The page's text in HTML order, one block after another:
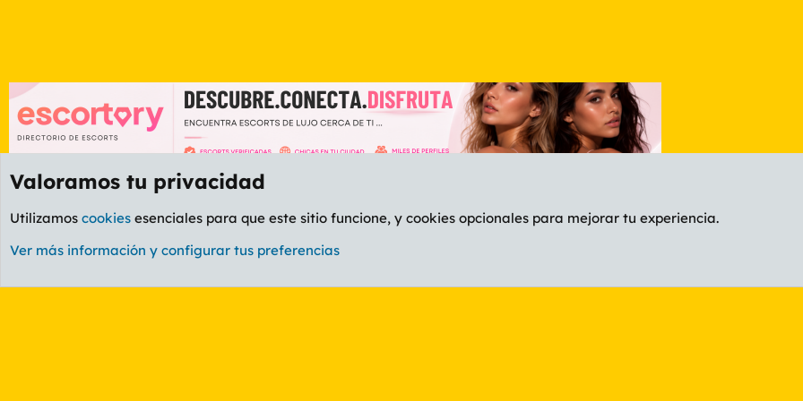
Foro General
Valoramos tu privacidad
Utilizamos cookies esenciales para que este sitio funcione, y cookies opcionales para mejorar tu experiencia.
Ver más información y configurar tus preferencias